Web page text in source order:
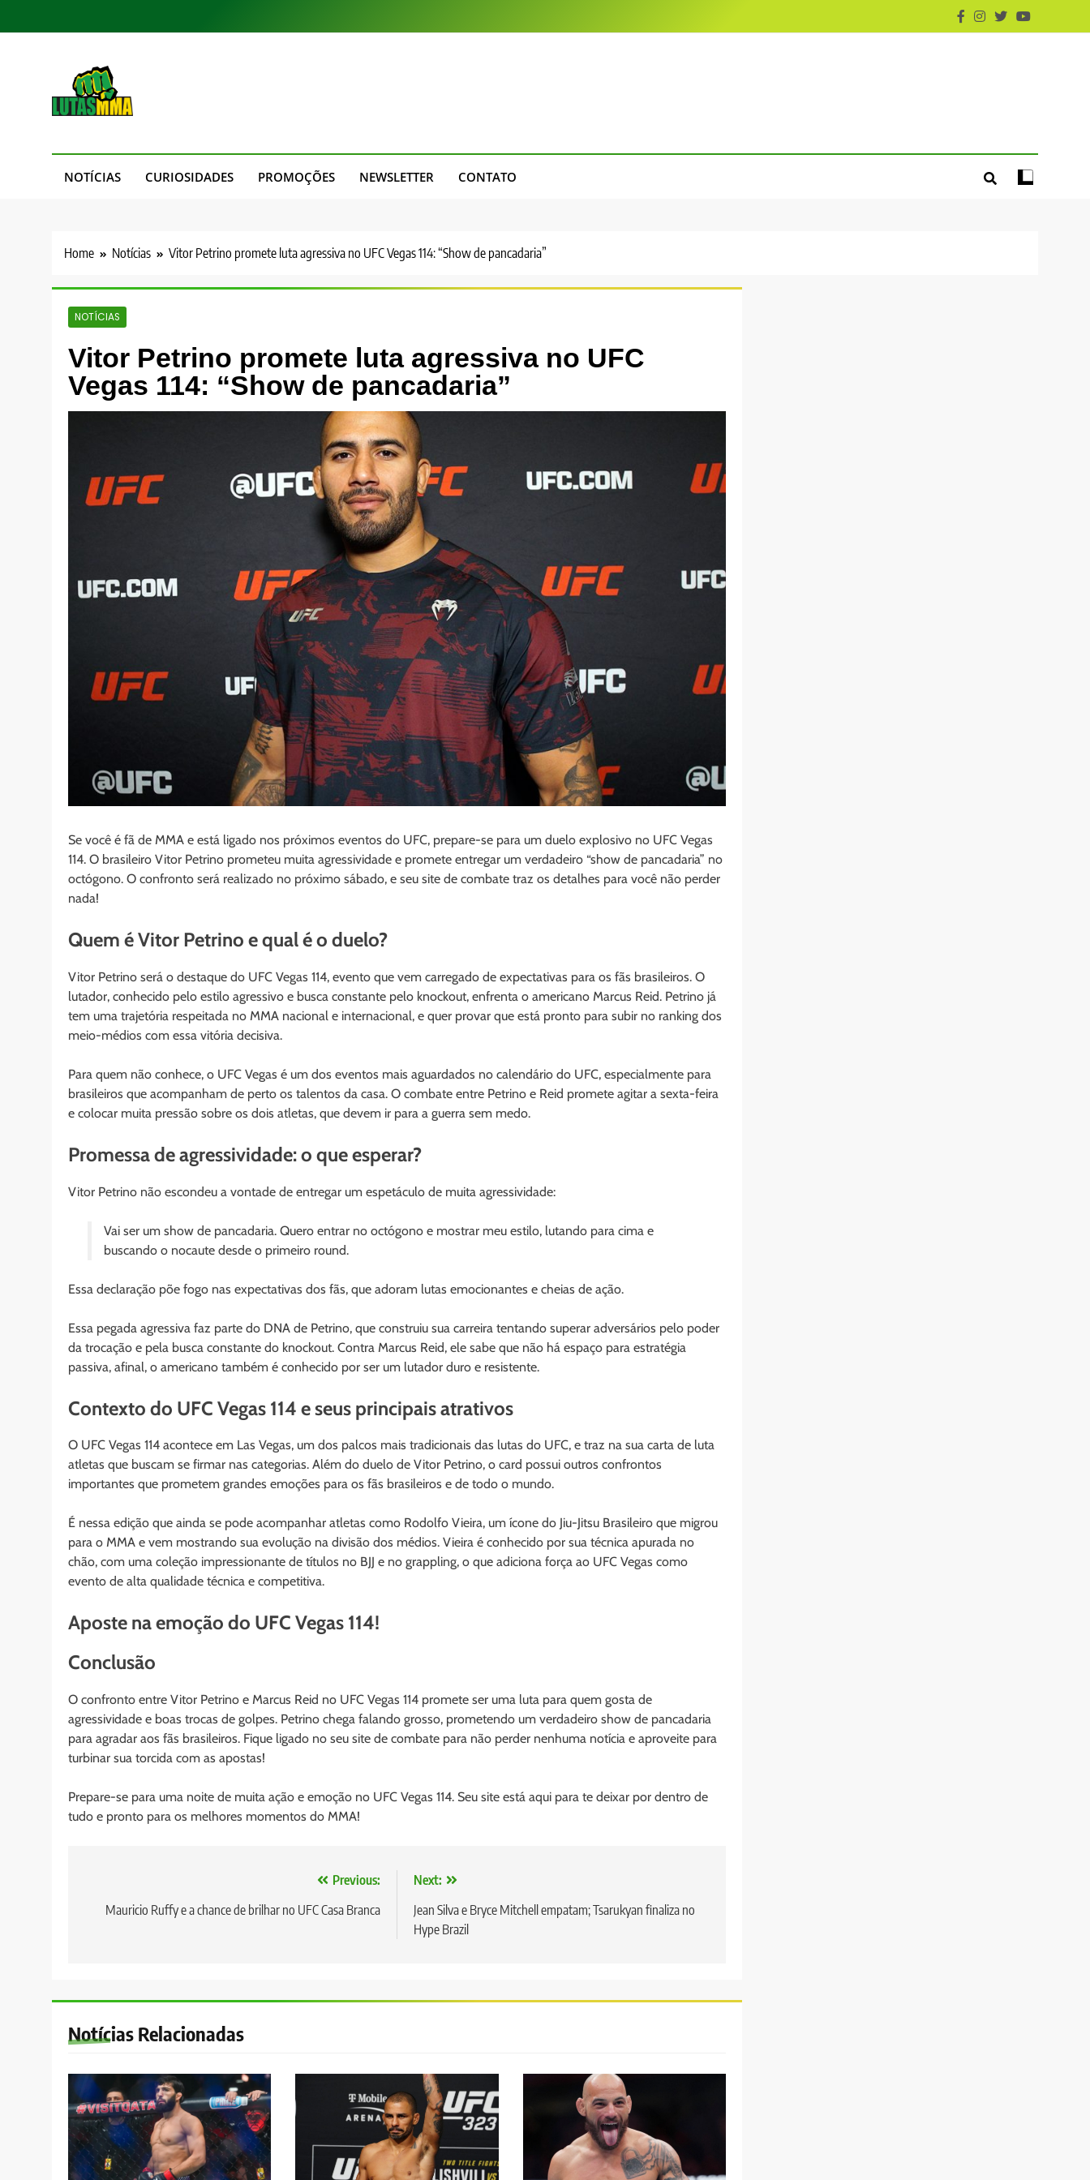
to
NOTÍCIAS CURIOSIDADES PROMOÇÕES NEWSLETTER CONTATO
Home Notícias Vitor Petrino promete luta agressiva no UFC Vegas 114: “Show de pancadaria”
NOTÍCIAS
Vitor Petrino promete luta agressiva no UFC
Vegas 114: “Show de pancadaria”
Se você é fã de MMA e está ligado nos próximos eventos do UFC, prepare-se para um duelo explosivo no UFC Vegas
114. O brasileiro Vitor Petrino prometeu muita agressividade e promete entregar um verdadeiro “show de pancadaria” no
octógono. O confronto será realizado no próximo sábado, e seu site de combate traz os detalhes para você não perder
nada!
Quem é Vitor Petrino e qual é o duelo?
Vitor Petrino será o destaque do UFC Vegas 114, evento que vem carregado de expectativas para os fãs brasileiros. O
lutador, conhecido pelo estilo agressivo e busca constante pelo knockout, enfrenta o americano Marcus Reid. Petrino já
tem uma trajetória respeitada no MMA nacional e internacional, e quer provar que está pronto para subir no ranking dos
meio-médios com essa vitória decisiva.
Para quem não conhece, o UFC Vegas é um dos eventos mais aguardados no calendário do UFC, especialmente para
brasileiros que acompanham de perto os talentos da casa. O combate entre Petrino e Reid promete agitar a sexta-feira
e colocar muita pressão sobre os dois atletas, que devem ir para a guerra sem medo.
Promessa de agressividade: o que esperar?
Vitor Petrino não escondeu a vontade de entregar um espetáculo de muita agressividade:
Vai ser um show de pancadaria. Quero entrar no octógono e mostrar meu estilo, lutando para cima e
buscando o nocaute desde o primeiro round.
Essa declaração põe fogo nas expectativas dos fãs, que adoram lutas emocionantes e cheias de ação.
Essa pegada agressiva faz parte do DNA de Petrino, que construiu sua carreira tentando superar adversários pelo poder
da trocação e pela busca constante do knockout. Contra Marcus Reid, ele sabe que não há espaço para estratégia
passiva, afinal, o americano também é conhecido por ser um lutador duro e resistente.
Contexto do UFC Vegas 114 e seus principais atrativos
O UFC Vegas 114 acontece em Las Vegas, um dos palcos mais tradicionais das lutas do UFC, e traz na sua carta de luta
atletas que buscam se firmar nas categorias. Além do duelo de Vitor Petrino, o card possui outros confrontos
importantes que prometem grandes emoções para os fãs brasileiros e de todo o mundo.
É nessa edição que ainda se pode acompanhar atletas como Rodolfo Vieira, um ícone do Jiu-Jitsu Brasileiro que migrou
para o MMA e vem mostrando sua evolução na divisão dos médios. Vieira é conhecido por sua técnica apurada no
chão, com uma coleção impressionante de títulos no BJJ e no grappling, o que adiciona força ao UFC Vegas como
evento de alta qualidade técnica e competitiva.
Aposte na emoção do UFC Vegas 114!
Conclusão
O confronto entre Vitor Petrino e Marcus Reid no UFC Vegas 114 promete ser uma luta para quem gosta de
agressividade e boas trocas de golpes. Petrino chega falando grosso, prometendo um verdadeiro show de pancadaria
para agradar aos fãs brasileiros. Fique ligado no seu site de combate para não perder nenhuma notícia e aproveite para
turbinar sua torcida com as apostas!
Prepare-se para uma noite de muita ação e emoção no UFC Vegas 114. Seu site está aqui para te deixar por dentro de
tudo e pronto para os melhores momentos do MMA!
Previous:
Mauricio Ruffy e a chance de brilhar no UFC Casa Branca
Next:
Jean Silva e Bryce Mitchell empatam; Tsarukyan finaliza no
Hype Brazil
Notícias Relacionadas